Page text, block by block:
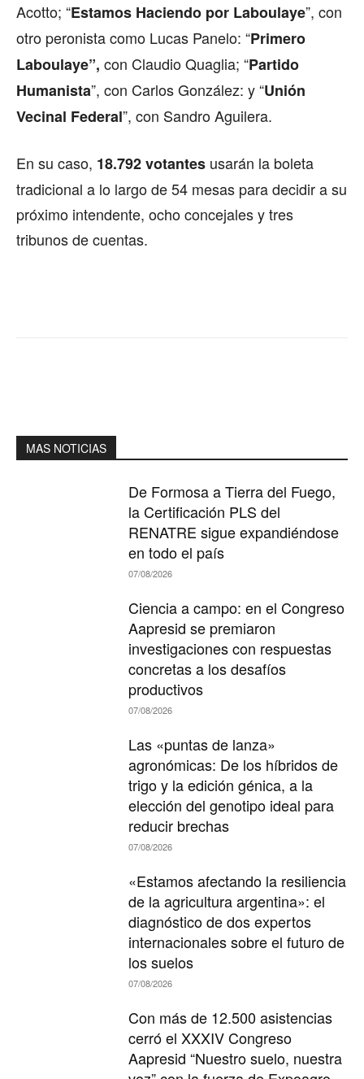
Acotto; “Estamos Haciendo por Laboulaye”, con
otro peronista como Lucas Panelo: “Primero
Laboulaye”, con Claudio Quaglia; “Partido
Humanista”, con Carlos González: y “Unión
Vecinal Federal”, con Sandro Aguilera.
En su caso, 18.792 votantes usarán la boleta
tradicional a lo largo de 54 mesas para decidir a su
próximo intendente, ocho concejales y tres
tribunos de cuentas.
MAS NOTICIAS
De Formosa a Tierra del Fuego,
la Certificación PLS del
RENATRE sigue expandiéndose
en todo el país
07/08/2026
Ciencia a campo: en el Congreso
Aapresid se premiaron
investigaciones con respuestas
concretas a los desafíos
productivos
07/08/2026
Las «puntas de lanza»
agronómicas: De los híbridos de
trigo y la edición génica, a la
elección del genotipo ideal para
reducir brechas
07/08/2026
«Estamos afectando la resiliencia
de la agricultura argentina»: el
diagnóstico de dos expertos
internacionales sobre el futuro de
los suelos
07/08/2026
Con más de 12.500 asistencias
cerró el XXXIV Congreso
Aapresid “Nuestro suelo, nuestra